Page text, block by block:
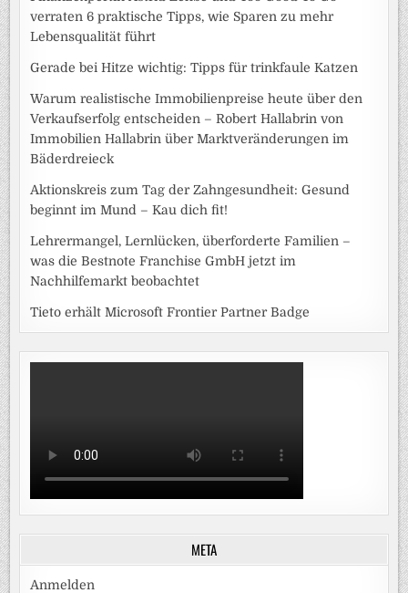
verraten 6 praktische Tipps, wie Sparen zu mehr
Lebensqualität führt
Gerade bei Hitze wichtig: Tipps für trinkfaule Katzen
Warum realistische Immobilienpreise heute über den
Verkaufserfolg entscheiden – Robert Hallabrin von
Immobilien Hallabrin über Marktveränderungen im
Bäderdreieck
Aktionskreis zum Tag der Zahngesundheit: Gesund
beginnt im Mund – Kau dich fit!
Lehrermangel, Lernlücken, überforderte Familien –
was die Bestnote Franchise GmbH jetzt im
Nachhilfemarkt beobachtet
Tieto erhält Microsoft Frontier Partner Badge
META
Anmelden